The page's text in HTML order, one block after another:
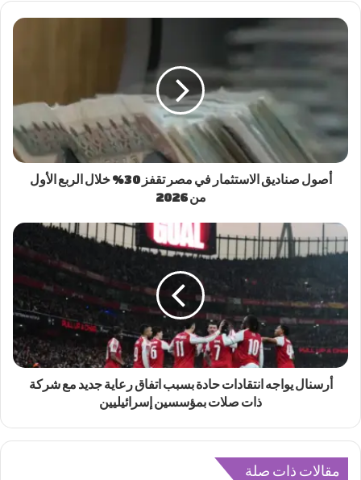
أصول صناديق الاستثمار في مصر تقفز 30% خلال الربع الأول
من 2026
أرسنال يواجه انتقادات حادة بسبب اتفاق رعاية جديد مع شركة
ذات صلات بمؤسسين إسرائيليين
مقالات ذات صلة